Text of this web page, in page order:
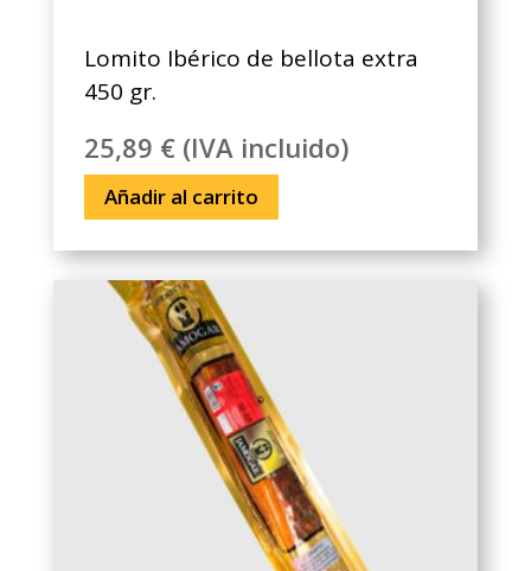
Lomito Ibérico de bellota extra
450 gr.
25,89 € (IVA incluido)
Añadir al carrito